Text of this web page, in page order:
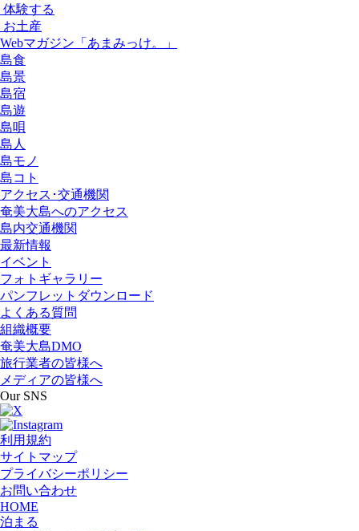
体験する
お土産
Webマガジン「あまみっけ。」
島食
島景
島宿
島遊
島唄
島人
島モノ
島コト
アクセス･交通機関
奄美大島へのアクセス
島内交通機関
最新情報
イベント
フォトギャラリー
パンフレットダウンロード
よくある質問
組織概要
奄美大島DMO
旅行業者の皆様へ
メディアの皆様へ
Our SNS
利用規約
サイトマップ
プライバシーポリシー
お問い合わせ
HOME
泊まる